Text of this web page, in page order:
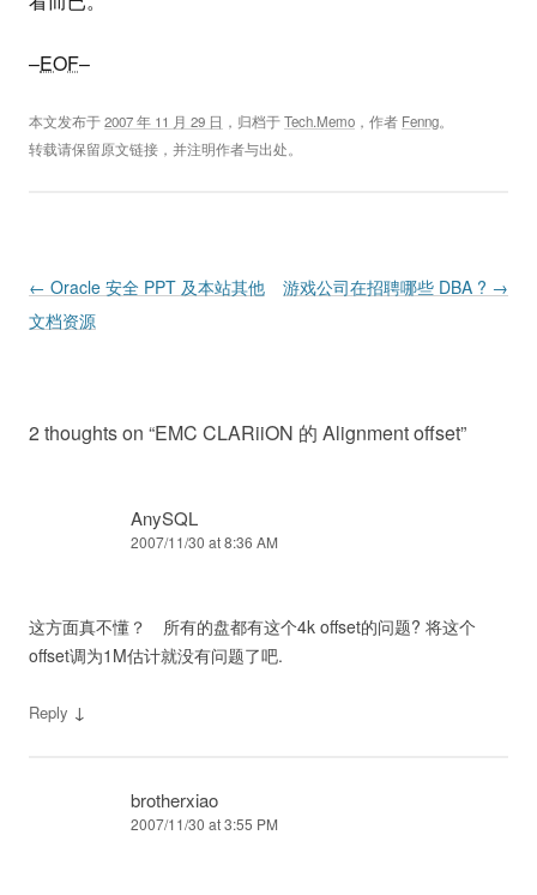
–EOF–
本文发布于2007 年 11 月 29 日 ，归档于Tech.Memo ，作者 Fenng。
转载请保留原文链接，并注明作者与出处。
Post navigation
← Oracle 安全 PPT 及本站其他
文档资源
游戏公司在招聘哪些 DBA ? →
2 thoughts on “EMC CLARiiON 的 Alignment offset”
AnySQL
2007/11/30 at 8:36 AM
这方面真不懂？ 所有的盘都有这个4k offset的问题? 将这个
offset调为1M估计就没有问题了吧.
Reply ↓
brotherxiao
2007/11/30 at 3:55 PM